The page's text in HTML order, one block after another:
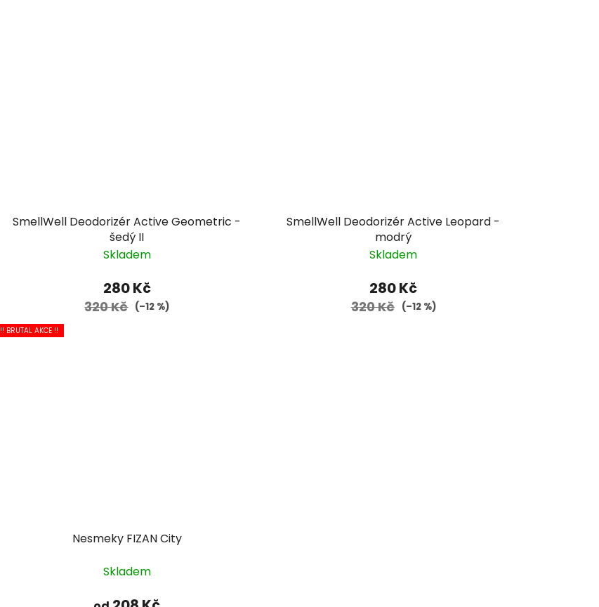
SmellWell Deodorizér Active Geometric -
šedý II
Skladem
280 Kč
320 Kč (–12 %)
SmellWell Deodorizér Active Leopard -
modrý
Skladem
280 Kč
320 Kč (–12 %)
!! BRUTAL AKCE !!
Nesmeky FIZAN City
Skladem